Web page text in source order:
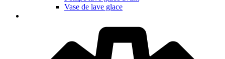
Vase de lave glace